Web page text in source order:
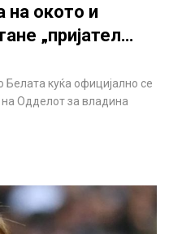
на окото и
„пријател…
куќа официјално се
на Одделот за владина